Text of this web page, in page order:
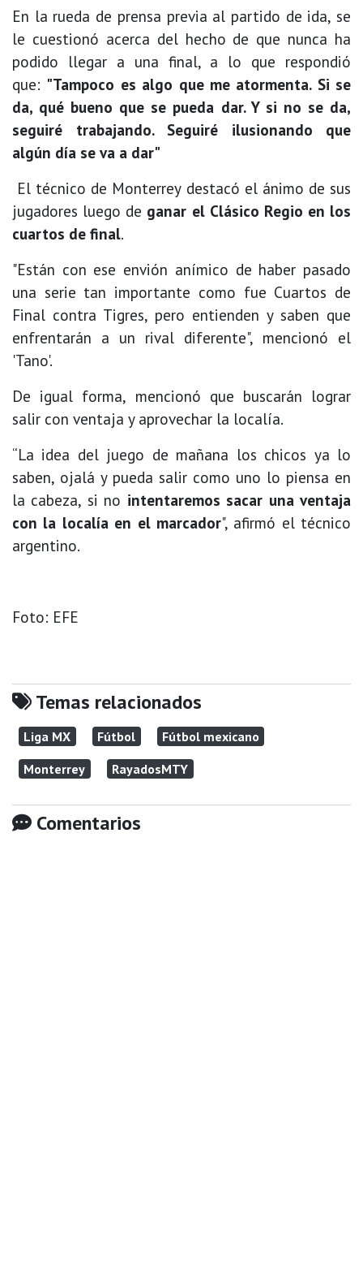
En la rueda de prensa previa al partido de ida, se
le cuestionó acerca del hecho de que nunca ha
podido llegar a una final, a lo que respondió
que: "Tampoco es algo que me atormenta. Si se
da, qué bueno que se pueda dar. Y si no se da,
seguiré trabajando. Seguiré ilusionando que
algún día se va a dar"
El técnico de Monterrey destacó el ánimo de sus
jugadores luego de ganar el Clásico Regio en los
cuartos de final.
"Están con ese envión anímico de haber pasado
una serie tan importante como fue Cuartos de
Final contra Tigres, pero entienden y saben que
enfrentarán a un rival diferente", mencionó el
'Tano'.
De igual forma, mencionó que buscarán lograr
salir con ventaja y aprovechar la localía.
“La idea del juego de mañana los chicos ya lo
saben, ojalá y pueda salir como uno lo piensa en
la cabeza, si no intentaremos sacar una ventaja
con la localía en el marcador", afirmó el técnico
argentino.
Foto: EFE
Temas relacionados
Liga MX Fútbol
Fútbol mexicano
Monterrey
RayadosMTY
Comentarios